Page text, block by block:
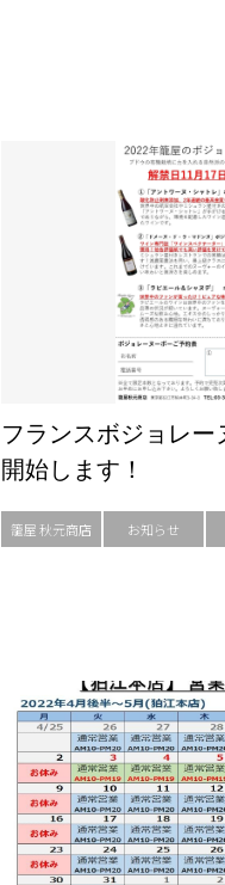
フランスボジョレー
開始します！
籠屋 秋元商店 お知らせ